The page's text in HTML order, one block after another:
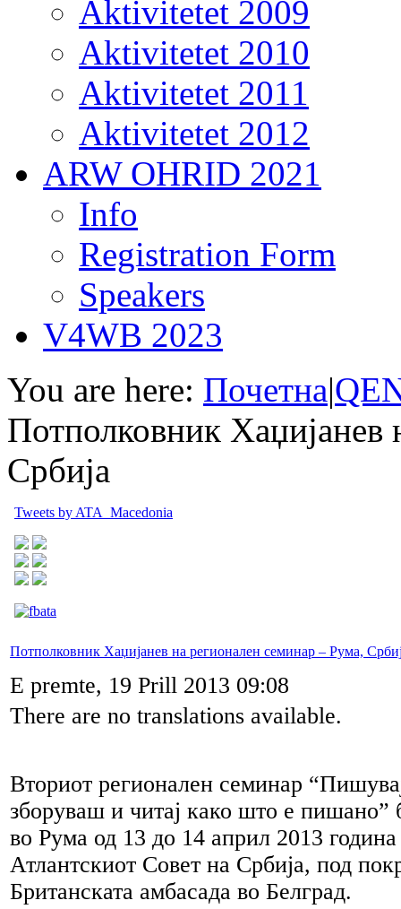
Aktivitetet 2009
Aktivitetet 2010
Aktivitetet 2011
Aktivitetet 2012
ARW OHRID 2021
Info
Registration Form
Speakers
V4WB 2023
You are here: Почетна|
Потполковник Хаџијанев
Србија
Tweets by ATA_Macedonia
Потполковник Хаџијанев на регионален семинар – Рума,
E premte, 19 Prill 2013 09:08
There are no translations available.
Вториот регионален семинар
зборуваш и читај како што е пишано”
во Рума од 13 до 14 април 2013
Атлантскиот Совет на Србија, под
Британската амбасада во Белград.